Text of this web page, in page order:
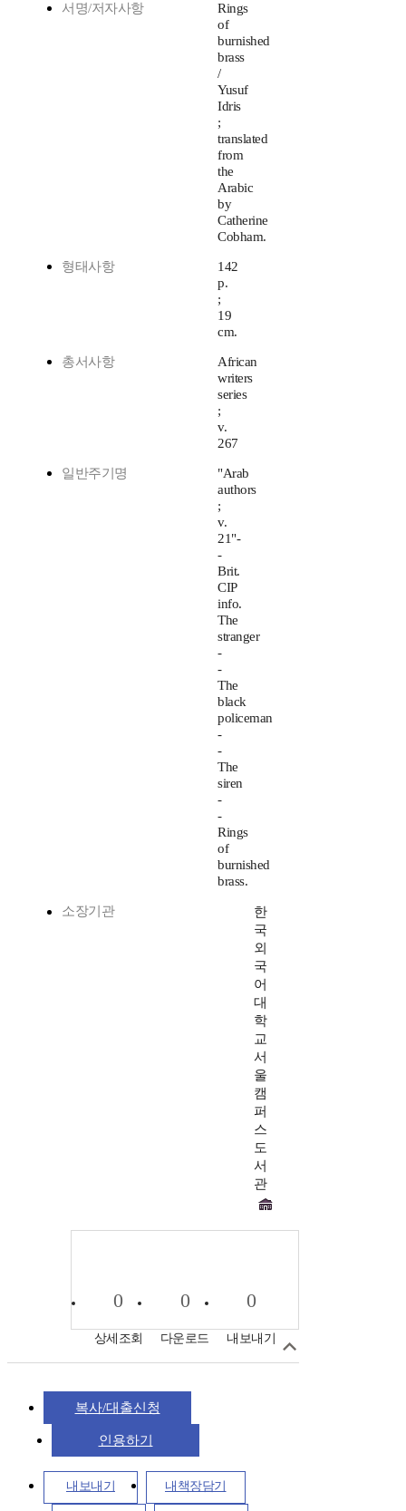
서명/저자사항
Rings
of
burnished
brass
/
Yusuf
Idris
;
translated
from
the
Arabic
by
Catherine
Cobham.
형태사항
142
p.
;
19
cm.
총서사항
African
writers
series
;
v.
267
일반주기명
"Arab
authors
;
v.
21"-
-
Brit.
CIP
info.
The
stranger
-
-
The
black
policeman
-
-
The
siren
-
-
Rings
of
burnished
brass.
소장기관
한
국
외
국
어
대
학
교
서
울
캠
퍼
스
도
서
관
0
상세조회
0
다운로드
0
내보내기
복사/대출신청
인용하기
내보내기 내책장담기